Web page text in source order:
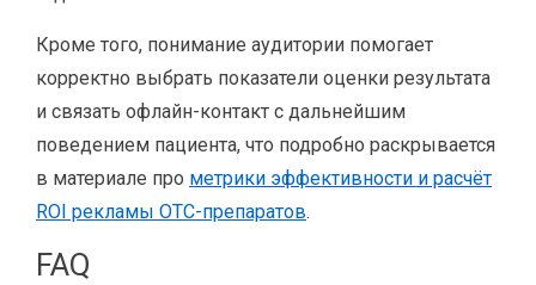
Кроме того, понимание аудитории помогает
корректно выбрать показатели оценки результата
и связать офлайн-контакт с дальнейшим
поведением пациента, что подробно раскрывается
в материале про метрики эффективности и расчёт
ROI рекламы OTC-препаратов.
FAQ